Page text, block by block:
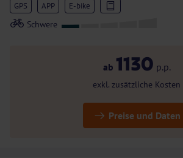
GPS APP E-bike
ab 1130 p.p.
exkl. zusätzliche Kosten
Preise und Daten